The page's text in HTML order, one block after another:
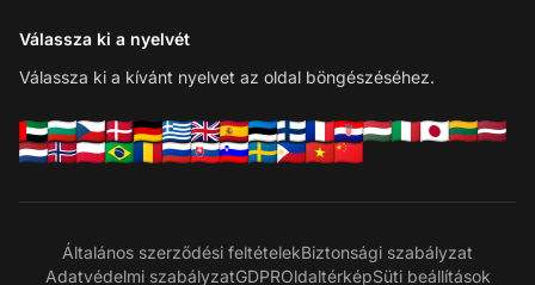
Válassza ki a nyelvét
Válassza ki a kívánt nyelvet az oldal böngészéséhez.
Általános szerződési feltételekBiztonsági szabályzat
Adatvédelmi szabályzatGDPROldaltérképSüti beállítások